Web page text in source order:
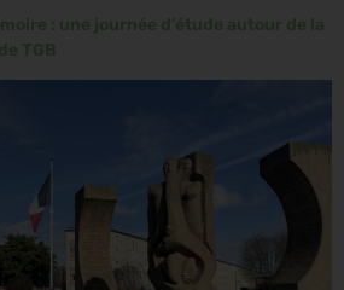
: une journée d’étude autour de la
TGB